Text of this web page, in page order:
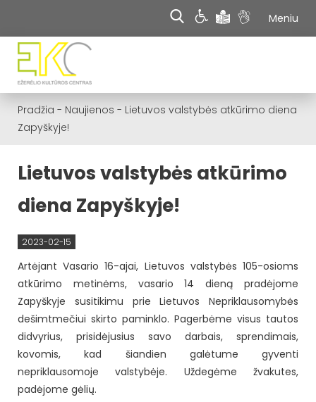
Meniu
Pradžia - Naujienos - Lietuvos valstybės atkūrimo diena
Zapyškyje!
Lietuvos valstybės atkūrimo
diena Zapyškyje!
2023-02-15
Artėjant Vasario 16-ajai, Lietuvos valstybės 105-osioms
atkūrimo metinėms, vasario 14 dieną pradėjome
Zapyškyje susitikimu prie Lietuvos Nepriklausomybės
dešimtmečiui skirto paminklo. Pagerbėme visus tautos
didvyrius, prisidėjusius savo darbais, sprendimais,
kovomis, kad šiandien galėtume gyventi
nepriklausomoje valstybėje. Uždegėme žvakutes,
padėjome gėlių.